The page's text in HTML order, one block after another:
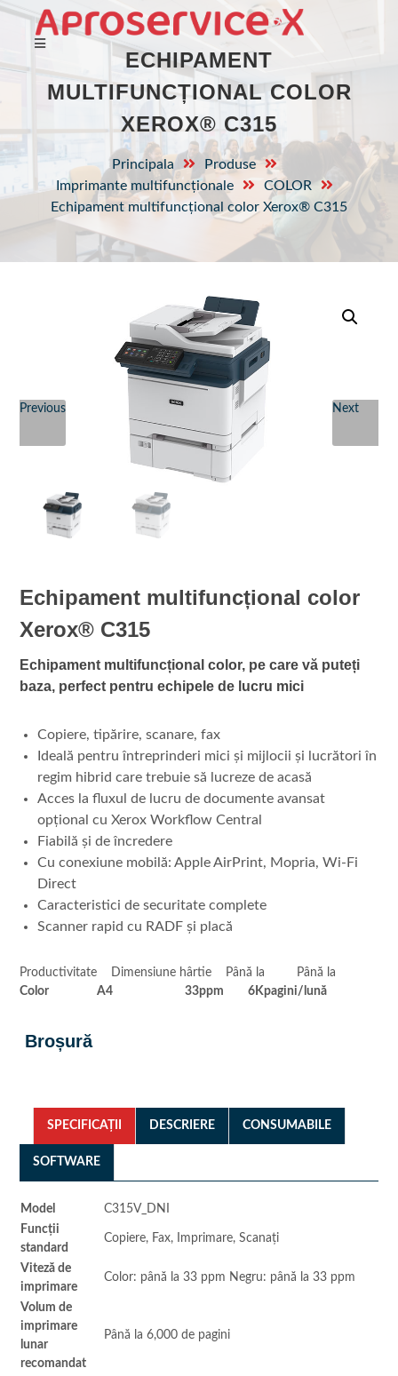
ECHIPAMENT
MULTIFUNCȚIONAL COLOR
XEROX® C315
Principala
Produse
Imprimante multifuncționale
COLOR
Echipament multifuncțional color Xerox® C315
Previous Next
Echipament multifuncțional color
Xerox® C315
Echipament multifuncțional color, pe care vă puteți
baza, perfect pentru echipele de lucru mici
Copiere, tipărire, scanare, fax
Ideală pentru întreprinderi mici și mijlocii și lucrători în
regim hibrid care trebuie să lucreze de acasă
Acces la fluxul de lucru de documente avansat
opțional cu Xerox Workflow Central
Fiabilă și de încredere
Cu conexiune mobilă: Apple AirPrint, Mopria, Wi-Fi
Direct
Caracteristici de securitate complete
Scanner rapid cu RADF și placă
Productivitate Dimensiune hârtie Până la Până la
Color A433ppm6Kpagini/lună
Broșură
SPECIFICAȚII DESCRIERE CONSUMABILE
SOFTWARE
Model
C315V_DNI
Funcții
standard
Copiere, Fax, Imprimare, Scanați
Viteză de
imprimare
Color: până la 33 ppm Negru: până la 33 ppm
Volum de
imprimare
lunar
recomandat
Până la6,000 de pagini